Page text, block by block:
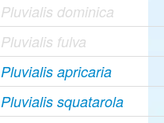
Pluvialis dominica
Pluvialis fulva
Pluvialis apricaria
Pluvialis squatarola